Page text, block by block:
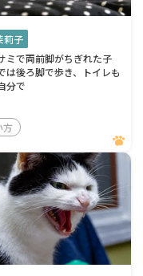
莉子
ミで両前脚がちぎれた子
後ろ脚で歩き、トイレも
分で
方